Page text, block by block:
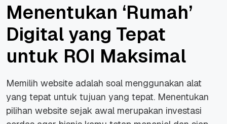
Menentukan ‘Rumah’
Digital yang Tepat
untuk ROI Maksimal
Memilih website adalah soal menggunakan alat
yang tepat untuk tujuan yang tepat. Menentukan
pilihan website sejak awal merupakan investasi